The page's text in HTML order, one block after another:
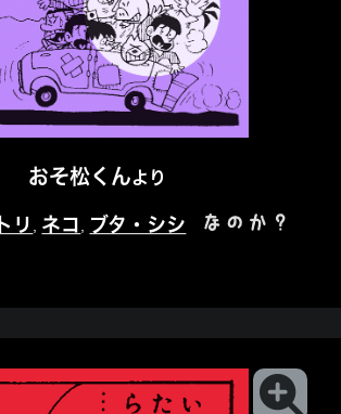
おそ松くんより
トリ ネコ ブタ・シシ なのか？